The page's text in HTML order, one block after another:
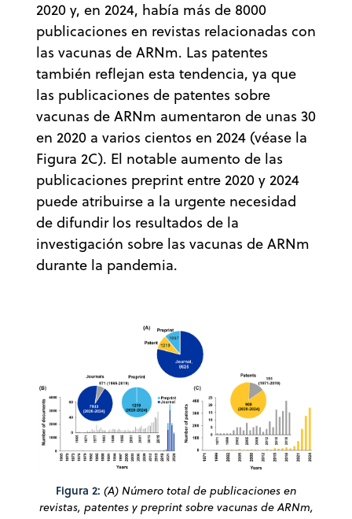
2020 y, en 2024, había más de 8000
publicaciones en revistas relacionadas con
las vacunas de ARNm. Las patentes
también reflejan esta tendencia, ya que
las publicaciones de patentes sobre
vacunas de ARNm aumentaron de unas 30
en 2020 a varios cientos en 2024 (véase la
Figura 2C). El notable aumento de las
publicaciones preprint entre 2020 y 2024
puede atribuirse a la urgente necesidad
de difundir los resultados de la
investigación sobre las vacunas de ARNm
durante la pandemia.
Figura 2: (A) Número total de publicaciones en
revistas, patentes y preprint sobre vacunas de ARNm,